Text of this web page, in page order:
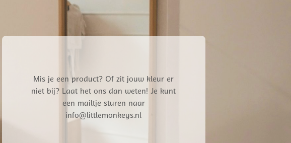
Mis je een product? Of zit jouw kleur er
niet bij? Laat het ons dan weten! Je kunt
een mailtje sturen naar
info@littlemonkeys.nl